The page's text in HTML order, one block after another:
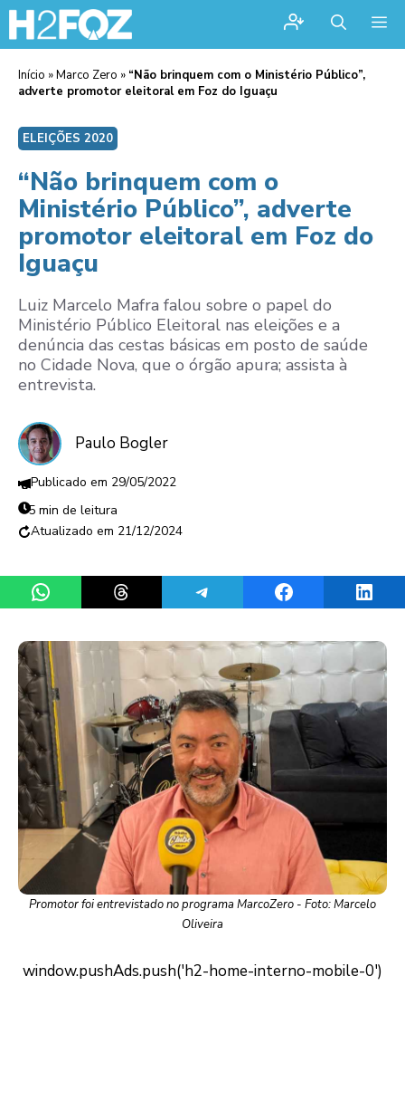
Início »Marco Zero » “Não brinquem com o Ministério Público”,
adverte promotor eleitoral em Foz do Iguaçu
ELEIÇÕES 2020
“Não brinquem com o
Ministério Público”, adverte
promotor eleitoral em Foz do
Iguaçu
Luiz Marcelo Mafra falou sobre o papel do
Ministério Público Eleitoral nas eleições e a
denúncia das cestas básicas em posto de saúde
no Cidade Nova, que o órgão apura; assista à
entrevista.
Paulo Bogler
29/05/2022
5 min de leitura
21/12/2024
Share on WhatsAppShare on ThreadsShare on TelegramShare on Facebook
Promotor foi entrevistado no programa MarcoZero - Foto: Marcelo
Oliveira